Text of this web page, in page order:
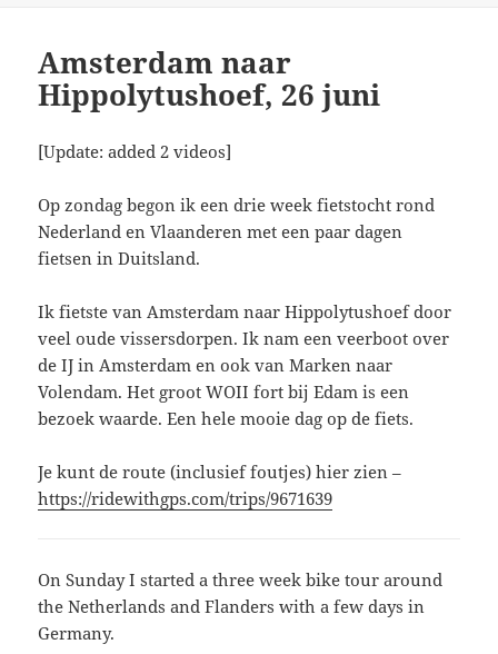
Amsterdam naar
Hippolytushoef, 26 juni
[Update: added 2 videos]
Op zondag begon ik een drie week fietstocht rond
Nederland en Vlaanderen met een paar dagen
fietsen in Duitsland.
Ik fietste van Amsterdam naar Hippolytushoef door
veel oude vissersdorpen. Ik nam een veerboot over
de IJ in Amsterdam en ook van Marken naar
Volendam. Het groot WOII fort bij Edam is een
bezoek waarde. Een hele mooie dag op de fiets.
Je kunt de route (inclusief foutjes) hier zien –
https://ridewithgps.com/trips/9671639
On Sunday I started a three week bike tour around
the Netherlands and Flanders with a few days in
Germany.